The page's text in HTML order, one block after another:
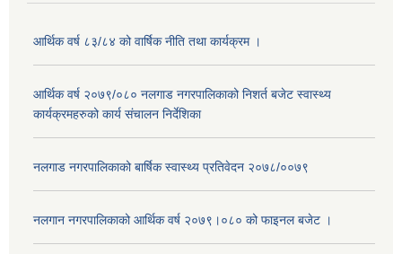
आर्थिक वर्ष ८३/८४ को वार्षिक नीति तथा कार्यक्रम ।
आर्थिक वर्ष २०७९/०८० नलगाड नगरपालिकाको निशर्त बजेट स्वास्थ्य
कार्यक्रमहरुको कार्य संचालन निर्देशिका
नलगाड नगरपालिकाको बार्षिक स्वास्थ्य प्रतिवेदन २०७८/००७९
नलगान नगरपालिकाको आर्थिक वर्ष २०७९।०८० को फाइनल बजेट ।